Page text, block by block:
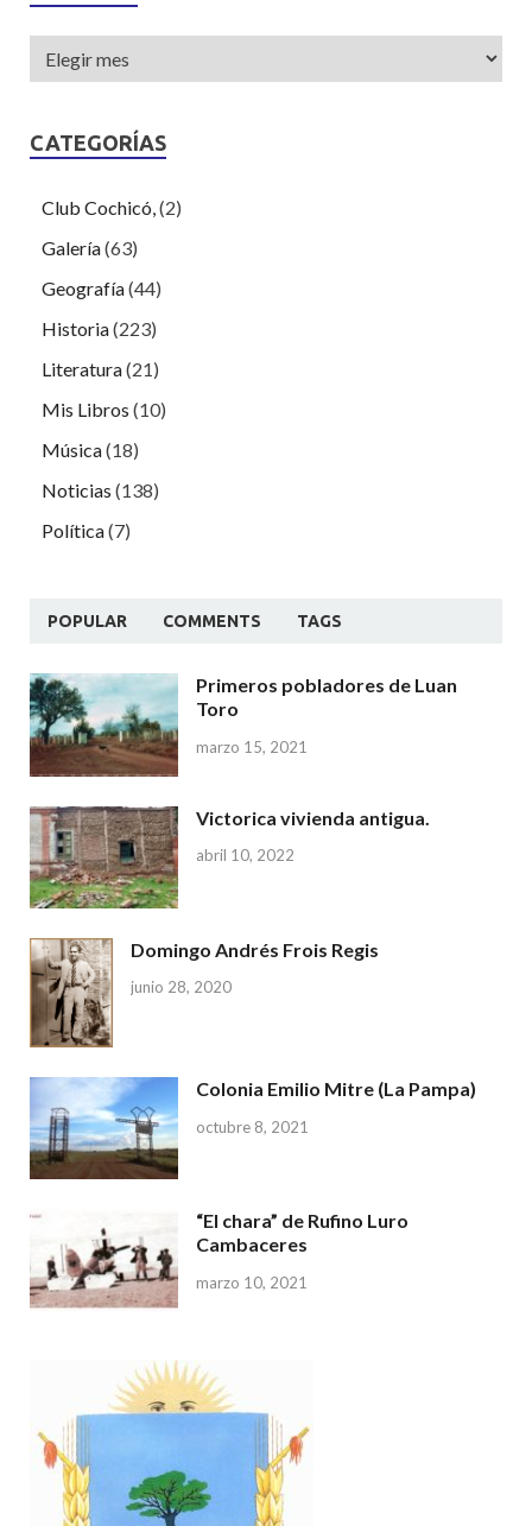
CATEGORÍAS
Club Cochicó,(2)
Galería(63)
Geografía(44)
Historia(223)
Literatura(21)
Mis Libros (10)
Música(18)
Noticias (138)
Política(7)
POPULAR COMMENTS TAGS
Primeros pobladores de Luan
Toro
marzo 15, 2021
Victorica vivienda antigua.
abril 10, 2022
Domingo Andrés Frois Regis
junio 28, 2020
Colonia Emilio Mitre (La Pampa)
octubre 8, 2021
“El chara” de Rufino Luro
Cambaceres
marzo 10, 2021